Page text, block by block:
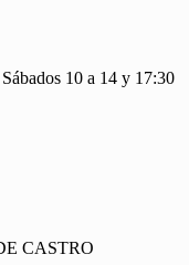
10 a 14 y 17:30
CASTRO